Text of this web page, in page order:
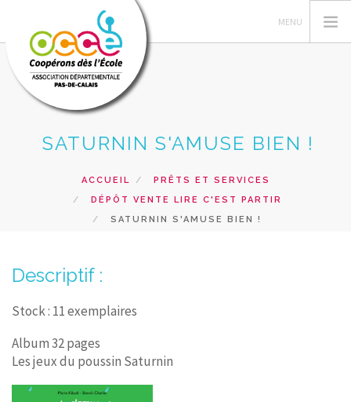
L'OCCE 62
RESSOURCES ET SERVICES
RECHERCHER
CONTACT
SATURNIN S'AMUSE BIEN !
ACCUEIL
PRÊTS ET SERVICES
DÉPÔT VENTE LIRE C'EST PARTIR
SATURNIN S'AMUSE BIEN !
Descriptif :
Stock : 11 exemplaires
Album 32 pages
Les jeux du poussin Saturnin